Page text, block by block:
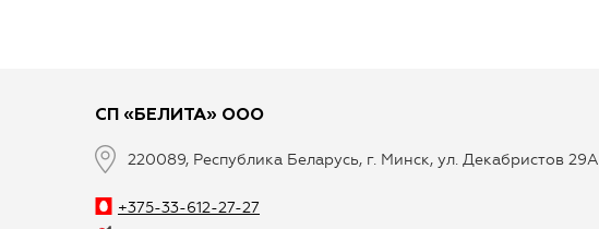
СП «БЕЛИТА» ООО
220089, Республика Беларусь, г. Минск, ул. Декабристов 29А
+375-33-612-27-27